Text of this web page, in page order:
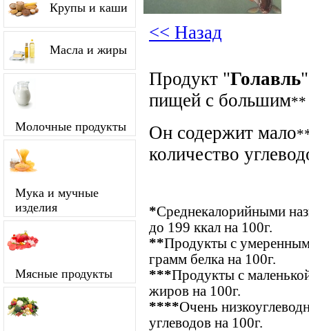
Крупы и каши
Масла и жиры
Молочные продукты
Мука и мучные
изделия
Мясные продукты
<< Назад
Продукт "Голавль
пищей с большим**
Он содержит мало
количество
*Среднекалорийными
до 199 ккал на 100г.
**Продукты с
грамм белка на 100г.
***Продукты с
жиров на 100г.
****Очень
углеводов на 100г.